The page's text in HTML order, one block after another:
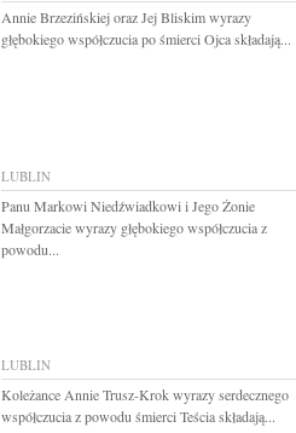
Annie Brzezińskiej oraz Jej Bliskim wyrazy
głębokiego współczucia po śmierci Ojca składają...
LUBLIN
Panu Markowi Niedźwiadkowi i Jego Żonie
Małgorzacie wyrazy głębokiego współczucia z
powodu...
LUBLIN
Koleżance Annie Trusz-Krok wyrazy serdecznego
współczucia z powodu śmierci Teścia składają...